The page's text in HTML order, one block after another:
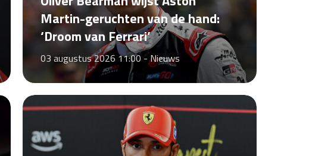
Martin-geruchten van de hand:
‘Droom van Ferrari’
03 augustus 2026 11:00 -Nieuws